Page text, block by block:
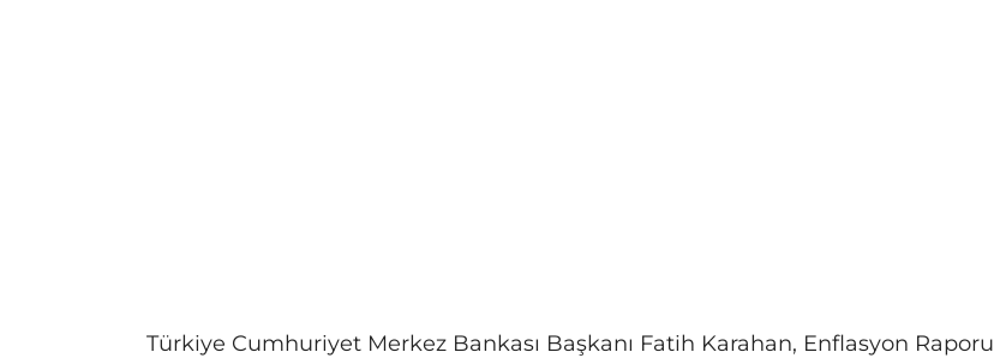
Türkiye Cumhuriyet Merkez Bankası Başkanı Fatih Karahan, Enflasyon Raporu